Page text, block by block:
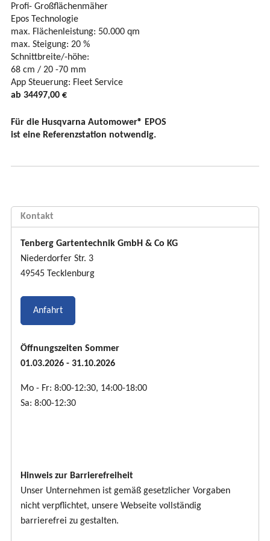
Profi- Großflächenmäher
Epos Technologie
max. Flächenleistung: 50.000 qm
max. Steigung: 20 %
Schnittbreite/-höhe:
68 cm / 20 -70 mm
App Steuerung: Fleet Service
ab 34497,00 €
Für die Husqvarna Automower® EPOS
ist eine Referenzstation notwendig.
Kontakt
Tenberg Gartentechnik GmbH & Co KG
Niederdorfer Str. 3
49545 Tecklenburg
Anfahrt
Öffnungszeiten Sommer
01.03.2026 - 31.10.2026
Mo - Fr: 8:00-12:30, 14:00-18:00
Sa: 8:00-12:30
Hinweis zur Barrierefreiheit
Unser Unternehmen ist gemäß gesetzlicher Vorgaben
nicht verpflichtet, unsere Webseite vollständig
barrierefrei zu gestalten.